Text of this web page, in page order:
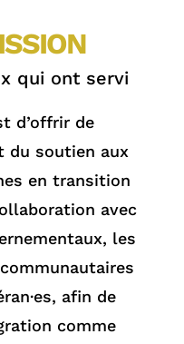
qui ont servi
d’offrir de
du soutien aux
en transition
avec
les
afin de
comme